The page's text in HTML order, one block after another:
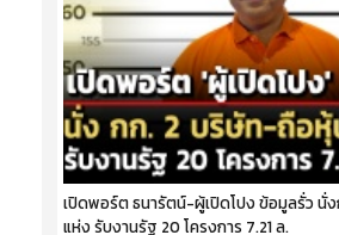
เปิดพอร์ต ธนารัตน์-ผู้เปิดโปง ข้อมูลรั่ว นั่
แห่ง รับงานรัฐ 20 โครงการ 7.21 ล.